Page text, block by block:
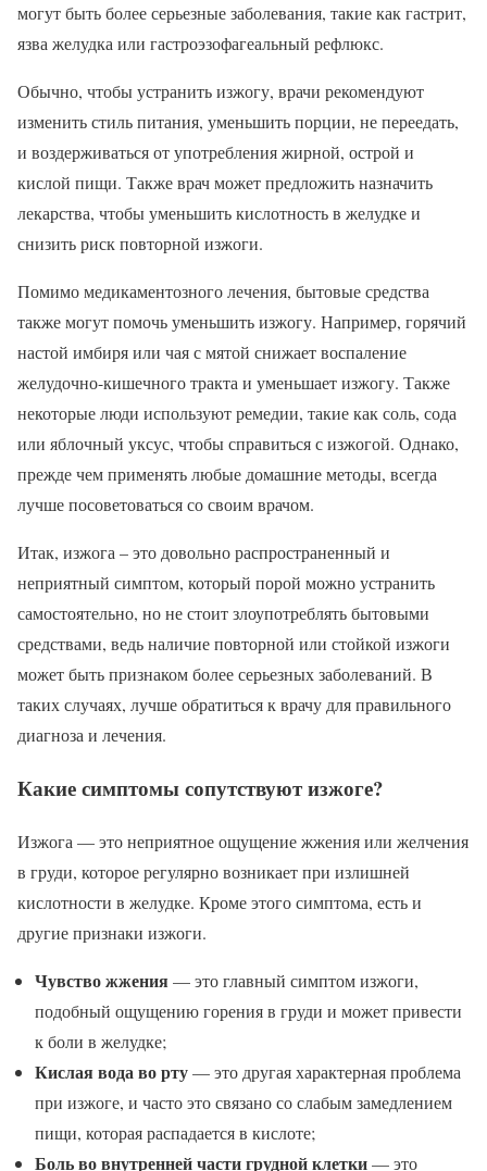
могут быть более серьезные заболевания, такие как гастрит,
язва желудка или гастроэзофагеальный рефлюкс.
Обычно, чтобы устранить изжогу, врачи рекомендуют
изменить стиль питания, уменьшить порции, не переедать,
и воздерживаться от употребления жирной, острой и
кислой пищи. Также врач может предложить назначить
лекарства, чтобы уменьшить кислотность в желудке и
снизить риск повторной изжоги.
Помимо медикаментозного лечения, бытовые средства
также могут помочь уменьшить изжогу. Например, горячий
настой имбиря или чая с мятой снижает воспаление
желудочно-кишечного тракта и уменьшает изжогу. Также
некоторые люди используют ремедии, такие как соль, сода
или яблочный уксус, чтобы справиться с изжогой. Однако,
прежде чем применять любые домашние методы, всегда
лучше посоветоваться со своим врачом.
Итак, изжога – это довольно распространенный и
неприятный симптом, который порой можно устранить
самостоятельно, но не стоит злоупотреблять бытовыми
средствами, ведь наличие повторной или стойкой изжоги
может быть признаком более серьезных заболеваний. В
таких случаях, лучше обратиться к врачу для правильного
диагноза и лечения.
Какие симптомы сопутствуют изжоге?
Изжога — это неприятное ощущение жжения или желчения
в груди, которое регулярно возникает при излишней
кислотности в желудке. Кроме этого симптома, есть и
другие признаки изжоги.
Чувство жжения— это главный симптом изжоги,
подобный ощущению горения в груди и может привести
к боли в желудке;
Кислая вода во рту— это другая характерная проблема
при изжоге, и часто это связано со слабым замедлением
пищи, которая распадается в кислоте;
Боль во внутренней части грудной клетки— это